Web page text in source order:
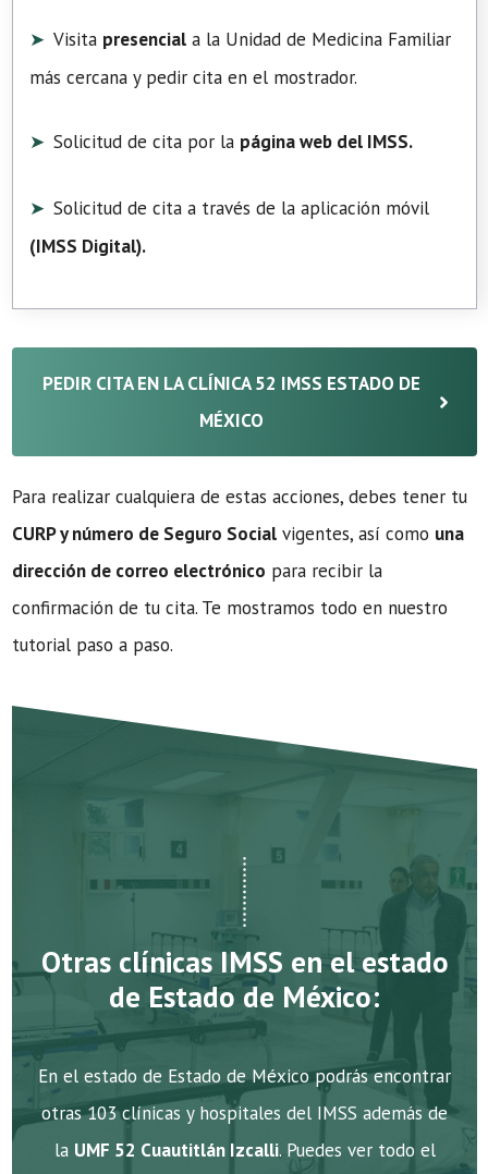
Visita presencial a la Unidad de Medicina Familiar
más cercana y pedir cita en el mostrador.
Solicitud de cita por la página web del IMSS.
Solicitud de cita a través de la aplicación móvil
(IMSS Digital).
PEDIR CITA EN LA CLÍNICA 52 IMSS ESTADO DE
MÉXICO
Para realizar cualquiera de estas acciones, debes tener tu
CURP y número de Seguro Social vigentes, así como una
dirección de correo electrónico para recibir la
confirmación de tu cita. Te mostramos todo en nuestro
tutorial paso a paso.
Otras clínicas IMSS en el estado
de Estado de México:
En el estado de Estado de México podrás encontrar
otras 103 clínicas y hospitales del IMSS además de
la UMF 52 Cuautitlán Izcalli. Puedes ver todo el